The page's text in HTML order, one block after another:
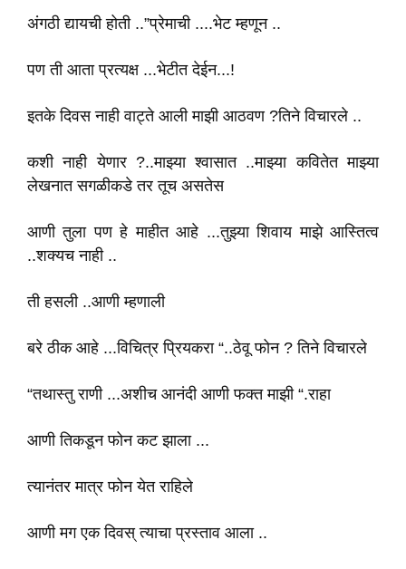
अंगठी द्यायची होती ..”प्रेमाची ....भेट म्हणून ..
पण ती आता प्रत्यक्ष ...भेटीत देईन...!
इतके दिवस नाही वाट्ते आली माझी आठवण ?तिने विचारले ..
कशी नाही येणार ?..माझ्या श्वासात ..माझ्या कवितेत माझ्या
लेखनात सगळीकडे तर तूच असतेस
आणी तुला पण हे माहीत आहे ...तुझ्या शिवाय माझे आस्तित्व
..शक्यच नाही ..
ती हसली ..आणी म्हणाली
बरे ठीक आहे ...विचित्र प्रियकरा “..ठेवू फोन ? तिने विचारले
“तथास्तु राणी ...अशीच आनंदी आणी फक्त माझी “.राहा
आणी तिकडून फोन कट झाला ...
त्यानंतर मात्र फोन येत राहिले
आणी मग एक दिवस् त्याचा प्रस्ताव आला ..